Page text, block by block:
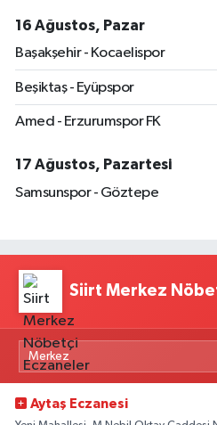
16 Ağustos, Pazar
Başakşehir - Kocaelispor
Beşiktaş - Eyüpspor
Amed - Erzurumspor FK
17 Ağustos, Pazartesi
Samsunspor - Göztepe
Siirt Merkez
Aytaş Eczanesi